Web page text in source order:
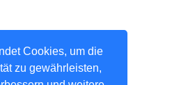
Cookies, um die
zu gewährleisten,